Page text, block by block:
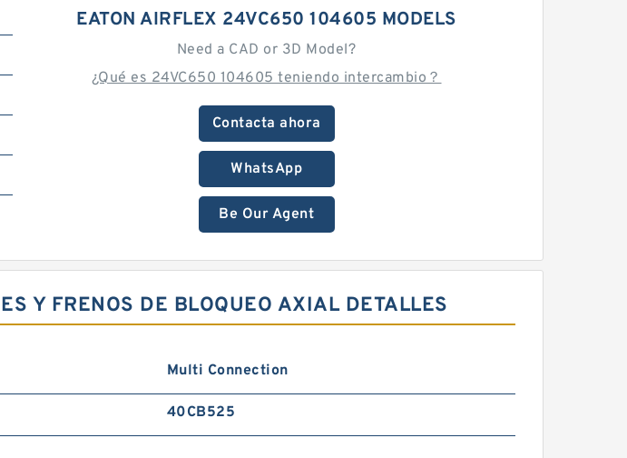
EATON AIRFLEX 24VC650 104605 MODELS
Need a CAD or 3D Model?
¿Qué es 24VC650 104605 teniendo intercambio？
Contacta ahora
WhatsApp
Be Our Agent
Y FRENOS DE BLOQUEO AXIAL DETALLES
Multi Connection
40CB525